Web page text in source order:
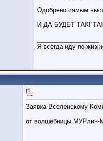
Одобрено самым
И ДА БУДЕТ ТАК!
Я всегда иду по
Заявка Вселенскому
от волшебницы МУРлин-